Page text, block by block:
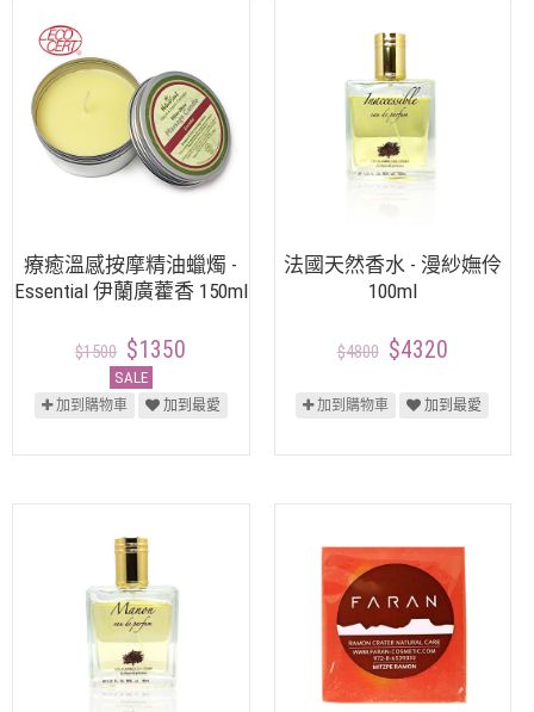
療癒溫感按摩精油蠟燭 -
Essential 伊蘭廣藿香 150ml
$1500 $1350
SALE
加到購物車 加到最愛
法國天然香水 - 漫紗嫵伶
100ml
$4800 $4320
加到購物車 加到最愛